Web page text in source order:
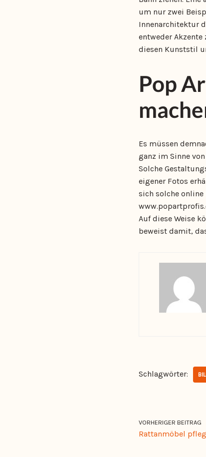
um nur zwei
Innenarchitektur
entweder
diesen Kunststil
Pop
Es müssen
ganz im Sinne
Solche
eigener Fotos
sich solche online
Auf diese Weise
beweist damit,
Schlagwörter:
VORHERIGER BEITRAG
Rattanmöbel